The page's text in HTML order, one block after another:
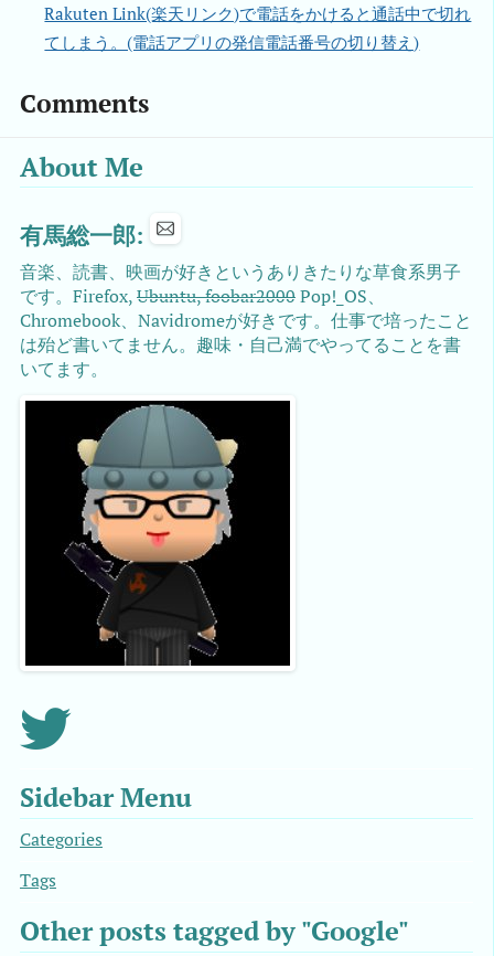
Rakuten Link(楽天リンク)で電話をかけると通話中で切れ
てしまう。(電話アプリの発信電話番号の切り替え)
Comments
About Me
有馬総一郎:
音楽、読書、映画が好きというありきたりな草食系男子
です。Firefox,Ubuntu, foobar2000Pop!_OS、
Chromebook、Navidromeが好きです。仕事で培ったこと
は殆ど書いてません。趣味・自己満でやってることを書
いてます。
Sidebar Menu
Categories
Tags
Other posts tagged by "Google"